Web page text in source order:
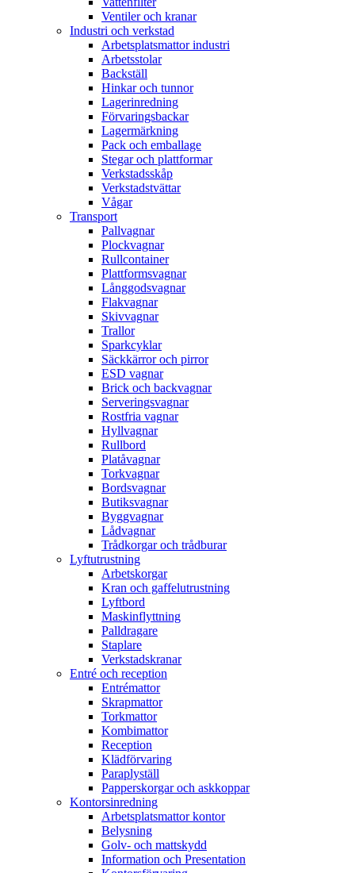
Ventiler och kranar
Industri och verkstad
Arbetsplatsmattor industri
Arbetsstolar
Backställ
Hinkar och tunnor
Lagerinredning
Förvaringsbackar
Lagermärkning
Pack och emballage
Stegar och plattformar
Verkstadsskåp
Verkstadstvättar
Vågar
Transport
Pallvagnar
Plockvagnar
Rullcontainer
Plattformsvagnar
Långgodsvagnar
Flakvagnar
Skivvagnar
Trallor
Sparkcyklar
Säckkärror och pirror
ESD vagnar
Brick och backvagnar
Serveringsvagnar
Rostfria vagnar
Hyllvagnar
Rullbord
Platåvagnar
Torkvagnar
Bordsvagnar
Butiksvagnar
Byggvagnar
Lådvagnar
Trådkorgar och trådburar
Lyftutrustning
Arbetskorgar
Kran och gaffelutrustning
Lyftbord
Maskinflyttning
Palldragare
Staplare
Verkstadskranar
Entré och reception
Entrémattor
Skrapmattor
Torkmattor
Kombimattor
Reception
Klädförvaring
Paraplyställ
Papperskorgar och askkoppar
Kontorsinredning
Arbetsplatsmattor kontor
Belysning
Golv- och mattskydd
Information och Presentation